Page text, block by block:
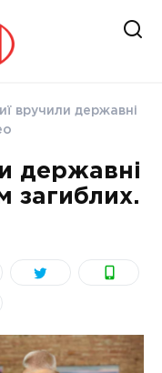
вручили державні
державні
загиблих.